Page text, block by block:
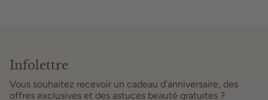
Infolettre
Vous souhaitez recevoir un cadeau d’anniversaire, des
offres exclusives et des astuces beauté gratuites ?